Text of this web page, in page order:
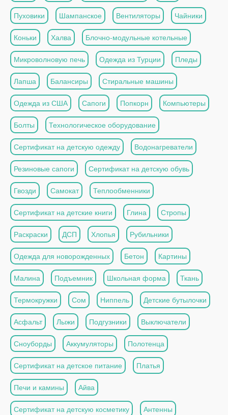
Пуховики Шампанское Вентиляторы Чайники
Коньки Халва Блочно-модульные котельные
Микроволновую печь Одежда из Турции Пледы
Лапша Балансиры Стиральные машины
Одежда из США Сапоги Попкорн Компьютеры
Болты Технологическое оборудование
Сертификат на детскую одежду Водонагреватели
Резиновые сапоги Сертификат на детскую обувь
Гвозди Самокат Теплообменники
Сертификат на детские книги Глина Стропы
Раскраски ДСП Хлопья Рубильники
Одежда для новорожденных Бетон Картины
Малина Подъемник Школьная форма Ткань
Термокружки Сом Ниппель Детские бутылочки
Асфальт Лыжи Подгузники Выключатели
Сноуборды Аккумуляторы Полотенца
Сертификат на детское питание Платья
Печи и камины Айва
Сертификат на детскую косметику Антенны